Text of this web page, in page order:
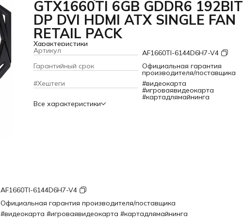
GTX1660TI 6GB GDDR6 192BIT
DP DVI HDMI ATX SINGLE FAN
RETAIL PACK
Характеристики
Артикул
AF1660TI-6144D6H7-V4
Гарантийный срок
Официальная гарантия
производителя/поставщика
#Хештеги
#видеокарта
#игроваявидеокарта
#картадлямайнинга
Все характеристики
AF1660TI-6144D6H7-V4
Официальная гарантия производителя/поставщика
#видеокарта #игроваявидеокарта #картадлямайнинга